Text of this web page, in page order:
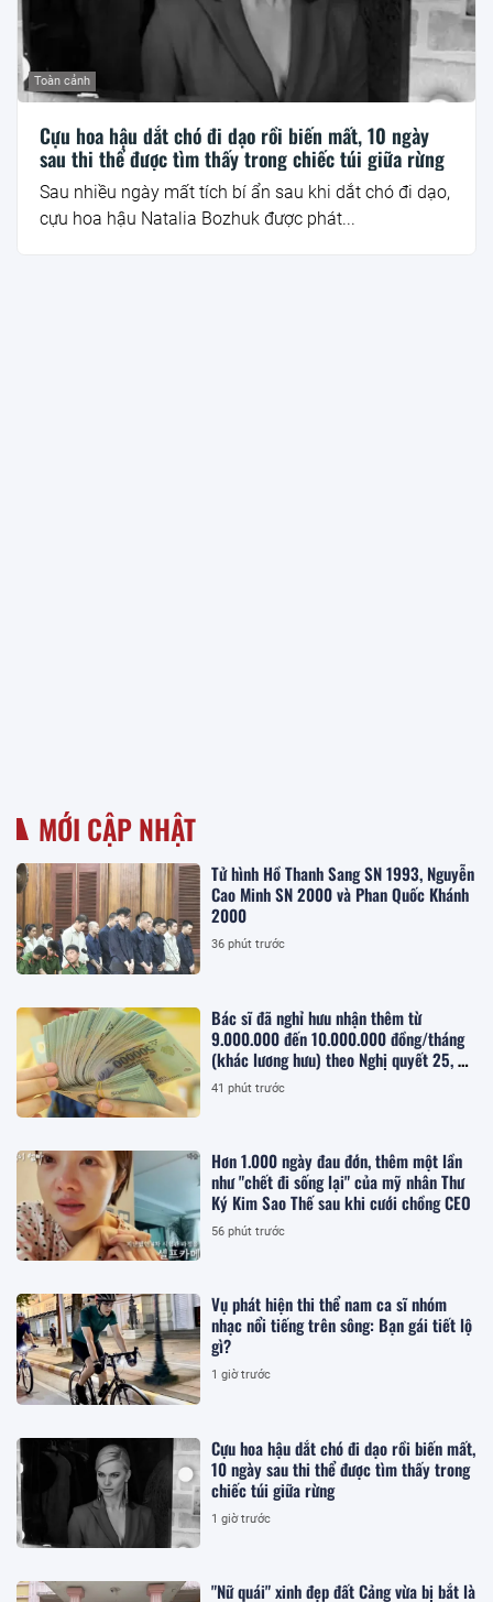
Toàn cảnh
Cựu hoa hậu dắt chó đi dạo rồi biến mất, 10 ngày
sau thi thể được tìm thấy trong chiếc túi giữa rừng
Sau nhiều ngày mất tích bí ẩn sau khi dắt chó đi dạo,
cựu hoa hậu Natalia Bozhuk được phát...
MỚI CẬP NHẬT
Tử hình Hồ Thanh Sang SN 1993, Nguyễn
Cao Minh SN 2000 và Phan Quốc Khánh
2000
36 phút trước
Bác sĩ đã nghỉ hưu nhận thêm từ
9.000.000 đến 10.000.000 đồng/tháng
(khác lương hưu) theo Nghị quyết 25, cụ
thể khi đáp ứng điều kiện gì?
41 phút trước
Hơn 1.000 ngày đau đớn, thêm một lần
như "chết đi sống lại" của mỹ nhân Thư
Ký Kim Sao Thế sau khi cưới chồng CEO
56 phút trước
Vụ phát hiện thi thể nam ca sĩ nhóm
nhạc nổi tiếng trên sông: Bạn gái tiết lộ
gì?
1 giờ trước
Cựu hoa hậu dắt chó đi dạo rồi biến mất,
10 ngày sau thi thể được tìm thấy trong
chiếc túi giữa rừng
1 giờ trước
"Nữ quái" xinh đẹp đất Cảng vừa bị bắt là